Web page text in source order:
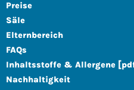
Preise
Säle
Elternbereich
FAQs
Inhaltsstoffe & Allergene
Nachhaltigkeit